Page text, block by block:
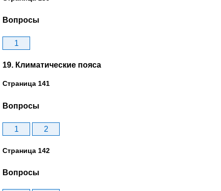
Вопросы
1
19. Климатические пояса
Страница 141
Вопросы
1 2
Страница 142
Вопросы